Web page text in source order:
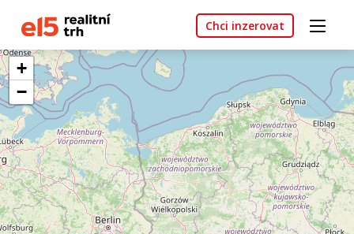
Chci inzerovat
+
−